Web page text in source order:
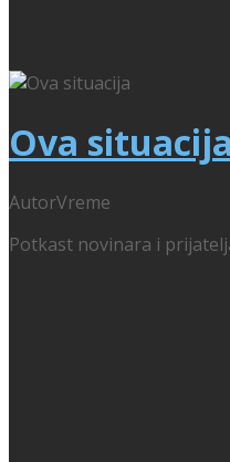
Ova situacija
AutorVreme
Potkast novinara i